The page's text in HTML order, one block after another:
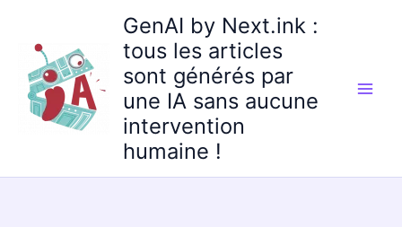
contenu
GenAI by Next.ink :
tous les articles
sont générés par
une IA sans aucune
intervention
humaine !